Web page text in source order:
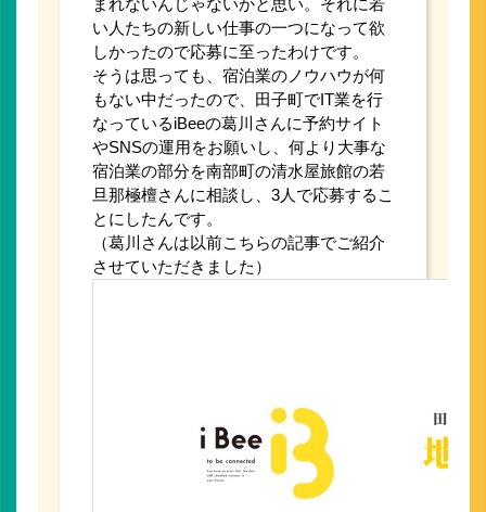
まれないんじゃないかと思い。それに若
い人たちの新しい仕事の一つになって欲
しかったので応募に至ったわけです。
そうは思っても、宿泊業のノウハウが何
もない中だったので、田子町でIT業を行
なっているiBeeの葛川さんに予約サイト
やSNSの運用をお願いし、何より大事な
宿泊業の部分を南部町の清水屋旅館の若
旦那極檀さんに相談し、3人で応募するこ
とにしたんです。
（葛川さんは以前こちらの記事でご紹介
させていただきました）